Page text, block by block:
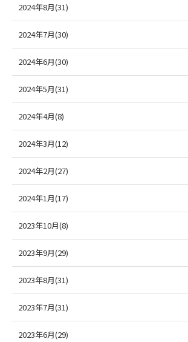
2024年8月(31)
2024年7月(30)
2024年6月(30)
2024年5月(31)
2024年4月(8)
2024年3月(12)
2024年2月(27)
2024年1月(17)
2023年10月(8)
2023年9月(29)
2023年8月(31)
2023年7月(31)
2023年6月(29)